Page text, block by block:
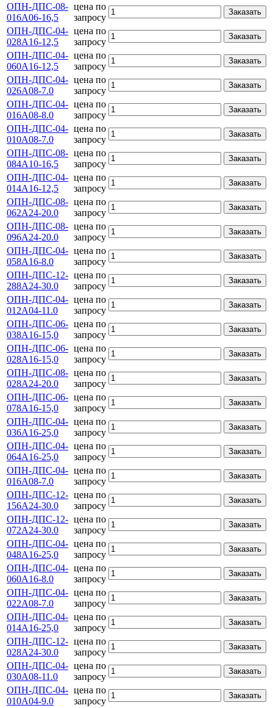
ОПН-ДПС-08-
016А06-16,5
цена по
запросу
Заказать
ОПН-ДПС-04-
028А16-12,5
цена по
запросу
Заказать
ОПН-ДПС-04-
060А16-12,5
цена по
запросу
Заказать
ОПН-ДПС-04-
026А08-7.0
цена по
запросу
Заказать
ОПН-ДПС-04-
016А08-8.0
цена по
запросу
Заказать
ОПН-ДПС-04-
010А08-7.0
цена по
запросу
Заказать
ОПН-ДПС-08-
084А10-16,5
цена по
запросу
Заказать
ОПН-ДПС-04-
014А16-12,5
цена по
запросу
Заказать
ОПН-ДПС-08-
062А24-20.0
цена по
запросу
Заказать
ОПН-ДПС-08-
096А24-20.0
цена по
запросу
Заказать
ОПН-ДПС-04-
058А16-8.0
цена по
запросу
Заказать
ОПН-ДПС-12-
288А24-30.0
цена по
запросу
Заказать
ОПН-ДПС-04-
012А04-11.0
цена по
запросу
Заказать
ОПН-ДПС-06-
038А16-15,0
цена по
запросу
Заказать
ОПН-ДПС-06-
028А16-15,0
цена по
запросу
Заказать
ОПН-ДПС-08-
028А24-20.0
цена по
запросу
Заказать
ОПН-ДПС-06-
078А16-15,0
цена по
запросу
Заказать
ОПН-ДПС-04-
036А16-25,0
цена по
запросу
Заказать
ОПН-ДПС-04-
064А16-25,0
цена по
запросу
Заказать
ОПН-ДПС-04-
016А08-7.0
цена по
запросу
Заказать
ОПН-ДПС-12-
156А24-30.0
цена по
запросу
Заказать
ОПН-ДПС-12-
072А24-30.0
цена по
запросу
Заказать
ОПН-ДПС-04-
048А16-25,0
цена по
запросу
Заказать
ОПН-ДПС-04-
060А16-8.0
цена по
запросу
Заказать
ОПН-ДПС-04-
022А08-7.0
цена по
запросу
Заказать
ОПН-ДПС-04-
014А16-25,0
цена по
запросу
Заказать
ОПН-ДПС-12-
028А24-30.0
цена по
запросу
Заказать
ОПН-ДПС-04-
030А08-11.0
цена по
запросу
Заказать
ОПН-ДПС-04-
010А04-9.0
цена по
запросу
Заказать